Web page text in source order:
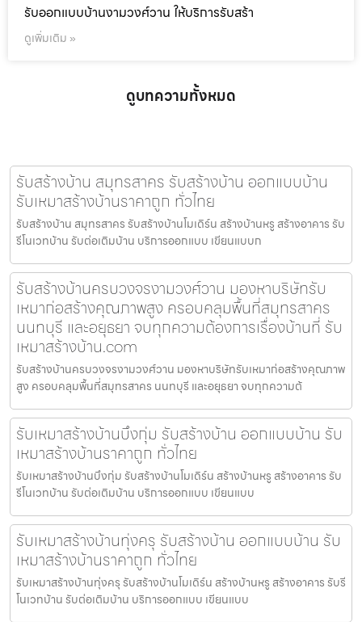
รับออกแบบบ้านงามวงศ์วาน ให้บริการรับสร้า
ดูเพิ่มเติม »
ดูบทความทั้งหมด
รับสร้างบ้าน สมุทรสาคร รับสร้างบ้าน ออกแบบบ้าน
รับเหมาสร้างบ้านราคาถูก ทั่วไทย
รับสร้างบ้าน สมุทรสาคร รับสร้างบ้านโมเดิร์น สร้างบ้านหรู สร้างอาคาร รับ
รีโนเวทบ้าน รับต่อเติมบ้าน บริการออกแบบ เขียนแบบก
รับสร้างบ้านครบวงจรงามวงศ์วาน มองหาบริษัทรับ
เหมาก่อสร้างคุณภาพสูง ครอบคลุมพื้นที่สมุทรสาคร
นนทบุรี และอยุธยา จบทุกความต้องการเรื่องบ้านที่ รับ
เหมาสร้างบ้าน.com
รับสร้างบ้านครบวงจรงามวงศ์วาน มองหาบริษัทรับเหมาก่อสร้างคุณภาพ
สูง ครอบคลุมพื้นที่สมุทรสาคร นนทบุรี และอยุธยา จบทุกความต้
รับเหมาสร้างบ้านบึงกุ่ม รับสร้างบ้าน ออกแบบบ้าน รับ
เหมาสร้างบ้านราคาถูก ทั่วไทย
รับเหมาสร้างบ้านบึงกุ่ม รับสร้างบ้านโมเดิร์น สร้างบ้านหรู สร้างอาคาร รับ
รีโนเวทบ้าน รับต่อเติมบ้าน บริการออกแบบ เขียนแบบ
รับเหมาสร้างบ้านทุ่งครุ รับสร้างบ้าน ออกแบบบ้าน รับ
เหมาสร้างบ้านราคาถูก ทั่วไทย
รับเหมาสร้างบ้านทุ่งครุ รับสร้างบ้านโมเดิร์น สร้างบ้านหรู สร้างอาคาร รับรี
โนเวทบ้าน รับต่อเติมบ้าน บริการออกแบบ เขียนแบบ